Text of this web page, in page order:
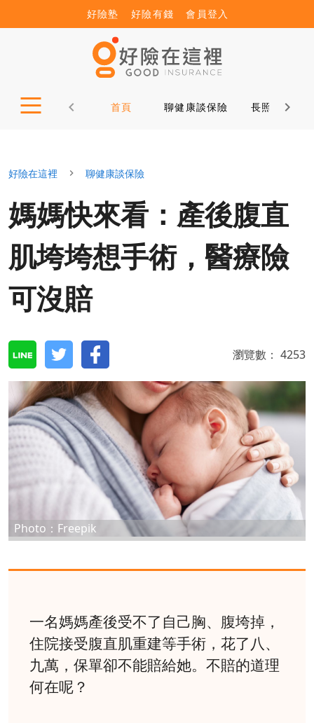
好險塾 好險有錢 會員登入
首頁 聊健康談保險 長照12問
好險在這裡 聊健康談保險
媽媽快來看：產後腹直
肌垮垮想手術，醫療險
可沒賠
瀏覽數： 4253
Photo：Freepik
一名媽媽產後受不了自己胸、腹垮掉，
住院接受腹直肌重建等手術，花了八、
九萬，保單卻不能賠給她。不賠的道理
何在呢？